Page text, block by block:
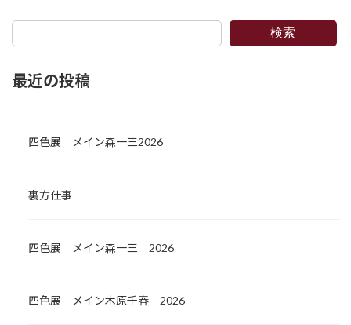
検索
最近の投稿
四色展 メイン森一三2026
裏方仕事
四色展 メイン森一三 2026
四色展 メイン木原千春 2026